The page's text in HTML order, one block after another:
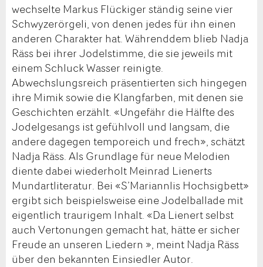
wechselte Markus Flückiger ständig seine vier
Schwyzerörgeli, von denen jedes für ihn einen
anderen Charakter hat. Währenddem blieb Nadja
Räss bei ihrer Jodelstimme, die sie jeweils mit
einem Schluck Wasser reinigte.
Abwechslungsreich präsentierten sich hingegen
ihre Mimik sowie die Klangfarben, mit denen sie
Geschichten erzählt. «Ungefähr die Hälfte des
Jodelgesangs ist gefühlvoll und langsam, die
andere dagegen temporeich und frech», schätzt
Nadja Räss. Als Grundlage für neue Melodien
diente dabei wiederholt Meinrad Lienerts
Mundartliteratur. Bei «S’Mariannlis Hochsigbett»
ergibt sich beispielsweise eine Jodelballade mit
eigentlich traurigem Inhalt. «Da Lienert selbst
auch Vertonungen gemacht hat, hätte er sicher
Freude an unseren Liedern », meint Nadja Räss
über den bekannten Einsiedler Autor.